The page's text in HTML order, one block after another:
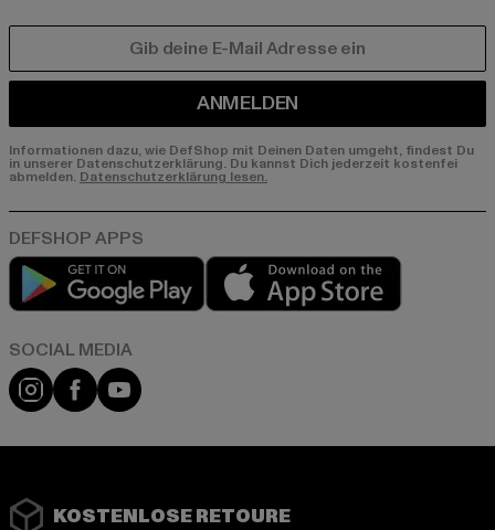
ANMELDEN
Informationen dazu, wie DefShop mit Deinen Daten umgeht, findest Du
in unserer Datenschutzerklärung. Du kannst Dich jederzeit kostenfei
abmelden. Datenschutzerklärung lesen.
Play market
Instagram
FacebookYouTube
KOSTENLOSE RETOURE